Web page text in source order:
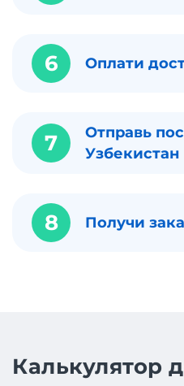
6 Оплати
7
Отправь
Узбекистан
8 Получи
Калькулятор